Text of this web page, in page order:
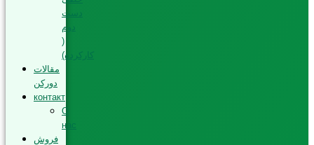
دست
دوم
(
کارکرده)
مقالات
دورکن
контакт
О
нас
فروش